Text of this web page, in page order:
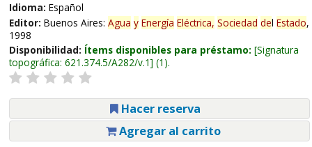
Idioma: Español
Editor: Buenos Aires: Agua y Energía Eléctrica, Sociedad del Estado,
1998
Disponibilidad: Ítems disponibles para préstamo: Signatura
topográfica: 621.374.5/A282/v.1 (1).
Hacer reserva
Agregar al carrito